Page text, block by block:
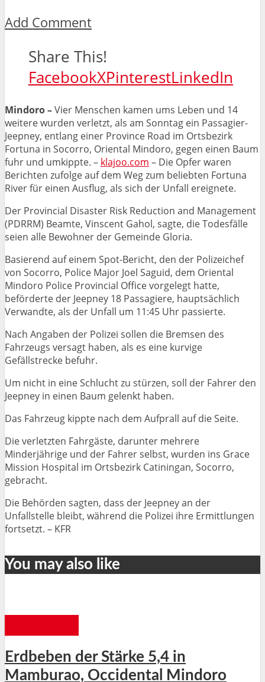
Add Comment
Share This!
FacebookXPinterestLinkedIn
Mindoro –Vier Menschen kamen ums Leben und 14
weitere wurden verletzt, als am Sonntag ein Passagier-
Jeepney, entlang einer Province Road im Ortsbezirk
Fortuna in Socorro, Oriental Mindoro, gegen einen Baum
fuhr und umkippte. – klajoo.com – Die Opfer waren
Berichten zufolge auf dem Weg zum beliebten Fortuna
River für einen Ausflug, als sich der Unfall ereignete.
Der Provincial Disaster Risk Reduction and Management
(PDRRM) Beamte, Vinscent Gahol, sagte, die Todesfälle
seien alle Bewohner der Gemeinde Gloria.
Basierend auf einem Spot-Bericht, den der Polizeichef
von Socorro, Police Major Joel Saguid, dem Oriental
Mindoro Police Provincial Office vorgelegt hatte,
beförderte der Jeepney 18 Passagiere, hauptsächlich
Verwandte, als der Unfall um 11:45 Uhr passierte.
Nach Angaben der Polizei sollen die Bremsen des
Fahrzeugs versagt haben, als es eine kurvige
Gefällstrecke befuhr.
Um nicht in eine Schlucht zu stürzen, soll der Fahrer den
Jeepney in einen Baum gelenkt haben.
Das Fahrzeug kippte nach dem Aufprall auf die Seite.
Die verletzten Fahrgäste, darunter mehrere
Minderjährige und der Fahrer selbst, wurden ins Grace
Mission Hospital im Ortsbezirk Catiningan, Socorro,
gebracht.
Die Behörden sagten, dass der Jeepney an der
Unfallstelle bleibt, während die Polizei ihre Ermittlungen
fortsetzt. – KFR
You may also like
Erdbeben der Stärke 5,4 in
Mamburao, Occidental Mindoro